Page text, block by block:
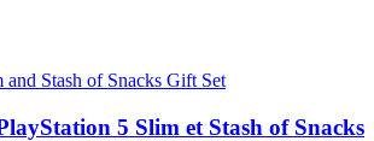
5 Slim et Stash of Snacks